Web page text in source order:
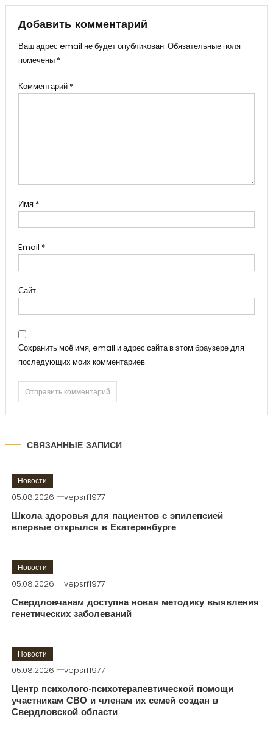
записям
Добавить комментарий
Ваш адрес email не будет опубликован. Обязательные поля
помечены *
Комментарий *
Имя *
Email *
Сайт
Сохранить моё имя, email и адрес сайта в этом браузере для
последующих моих комментариев.
СВЯЗАННЫЕ ЗАПИСИ
Новости
05.08.2026 vepsrf1977
Школа здоровья для пациентов с эпилепсией
впервые открылся в Екатеринбурге
Новости
05.08.2026 vepsrf1977
Свердловчанам доступна новая методику выявления
генетических заболеваний
Новости
05.08.2026 vepsrf1977
Центр психолого-психотерапевтической помощи
участникам СВО и членам их семей создан в
Свердловской области